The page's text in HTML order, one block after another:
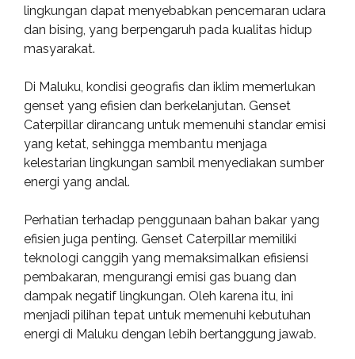
lingkungan dapat menyebabkan pencemaran udara
dan bising, yang berpengaruh pada kualitas hidup
masyarakat.
Di Maluku, kondisi geografis dan iklim memerlukan
genset yang efisien dan berkelanjutan. Genset
Caterpillar dirancang untuk memenuhi standar emisi
yang ketat, sehingga membantu menjaga
kelestarian lingkungan sambil menyediakan sumber
energi yang andal.
Perhatian terhadap penggunaan bahan bakar yang
efisien juga penting. Genset Caterpillar memiliki
teknologi canggih yang memaksimalkan efisiensi
pembakaran, mengurangi emisi gas buang dan
dampak negatif lingkungan. Oleh karena itu, ini
menjadi pilihan tepat untuk memenuhi kebutuhan
energi di Maluku dengan lebih bertanggung jawab.